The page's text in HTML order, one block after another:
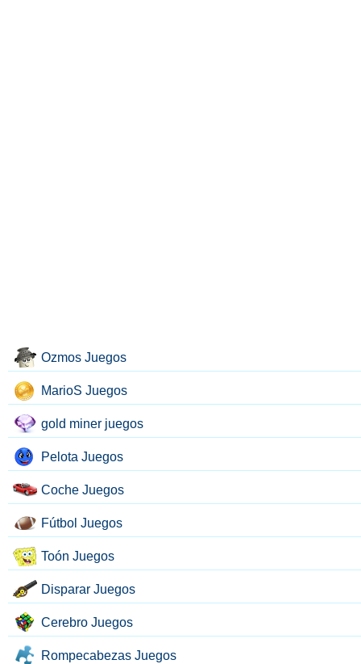
Ozmos Juegos
MarioS Juegos
gold miner juegos
Pelota Juegos
Coche Juegos
Fútbol Juegos
Toón Juegos
Disparar Juegos
Cerebro Juegos
Rompecabezas Juegos